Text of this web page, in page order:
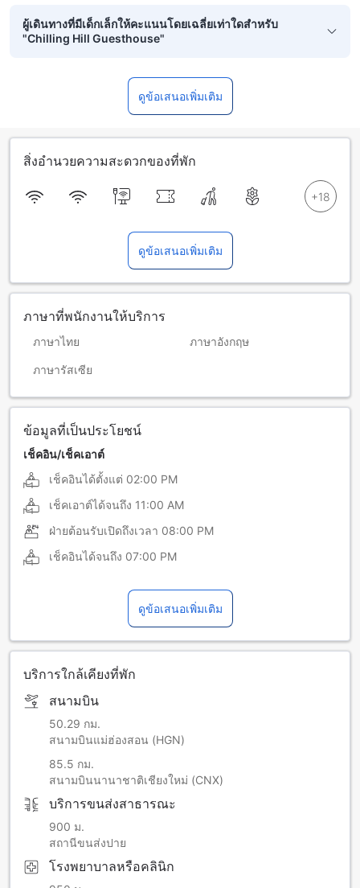
ผู้เดินทางที่มีเด็กเล็กให้คะแนนโดยเฉลี่ยเท่าใดสำหรับ
"Chilling Hill Guesthouse"
ดูข้อเสนอเพิ่มเติม
สิ่งอำนวยความสะดวกของที่พัก
ดูข้อเสนอเพิ่มเติม
ภาษาที่พนักงานให้บริการ
ภาษาไทย ภาษาอังกฤษ
ภาษารัสเซีย
ข้อมูลที่เป็นประโยชน์
เช็คอิน/เช็คเอาต์
เช็คอินได้ตั้งแต่ 02:00 PM
เช็คเอาต์ได้จนถึง 11:00 AM
ฝ่ายต้อนรับเปิดถึงเวลา 08:00 PM
เช็คอินได้จนถึง 07:00 PM
ดูข้อเสนอเพิ่มเติม
บริการใกล้เคียงที่พัก
สนามบิน
50.29 กม.
สนามบินแม่ฮ่องสอน (HGN)
85.5 กม.
สนามบินนานาชาติเชียงใหม่ (CNX)
บริการขนส่งสาธารณะ
900 ม.
สถานีขนส่งปาย
โรงพยาบาลหรือคลินิก